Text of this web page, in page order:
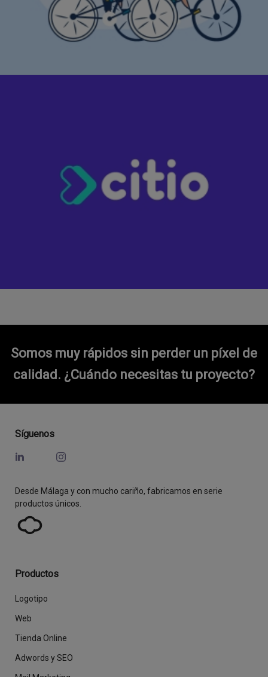
Somos muy rápidos sin perder un píxel de
calidad. ¿Cuándo necesitas tu proyecto?
Síguenos
Desde Málaga y con mucho cariño, fabricamos en serie
productos únicos.
Productos
Logotipo
Web
Tienda Online
Adwords y SEO